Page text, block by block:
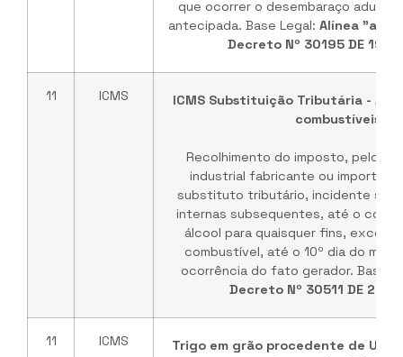
que ocorrer o desembaraço
antecipada. Base Legal: Alínea "a",
Decreto Nº 30195 DE 19/
11 ICMS
ICMS Substituição Tributária -
combustíveis
Recolhimento do imposto, pelo
industrial fabricante ou
substituto tributário, incidente
internas subsequentes, até o
álcool para quaisquer fins, exceto
combustível, até o 10º dia do mês
ocorrência do fato gerador. Base
Decreto Nº 30511 DE 25/
11 ICMS
Trigo em grão procedente de UF